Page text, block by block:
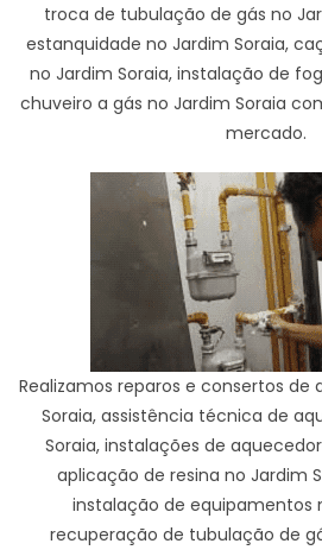
troca de tubulação de gás no
estanquidade no Jardim Soraia,
no Jardim Soraia, instalação de
chuveiro a gás no Jardim Soraia
mercado.
Realizamos reparos e consertos de
Soraia, assistência técnica de
Soraia, instalações de
aplicação de resina no Jardim
instalação de equipamentos
recuperação de tubulação de